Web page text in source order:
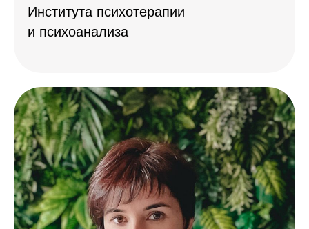
Института психотерапии
и психоанализа